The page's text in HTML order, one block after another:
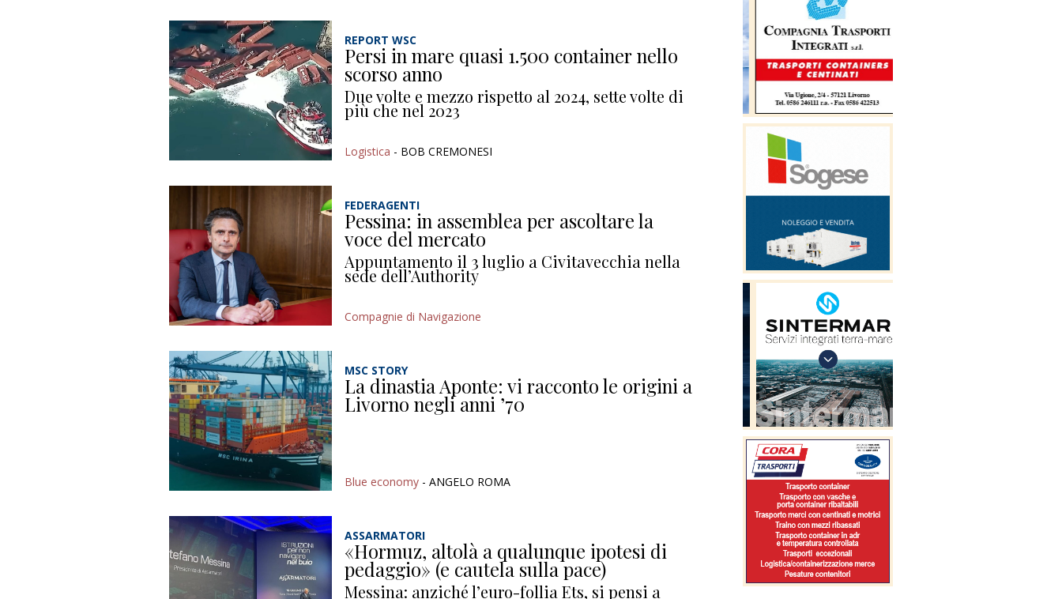
REPORT WSC
Persi in mare quasi 1.500 container nello
scorso anno
Due volte e mezzo rispetto al 2024, sette volte di
più che nel 2023
Logistica - BOB CREMONESI
FEDERAGENTI
Pessina: in assemblea per ascoltare la
voce del mercato
Appuntamento il 3 luglio a Civitavecchia nella
sede dell’Authority
Compagnie di Navigazione
MSC STORY
La dinastia Aponte: vi racconto le origini a
Livorno negli anni ’70
Blue economy - ANGELO ROMA
ASSARMATORI
«Hormuz, altolà a qualunque ipotesi di
pedaggio» (e cautela sulla pace)
Messina: anziché l’euro-follia Ets, si pensi a